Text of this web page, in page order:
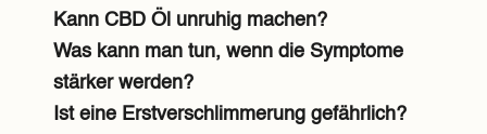
Kann CBD Öl unruhig machen?
Was kann man tun, wenn die Symptome
stärker werden?
Ist eine Erstverschlimmerung gefährlich?